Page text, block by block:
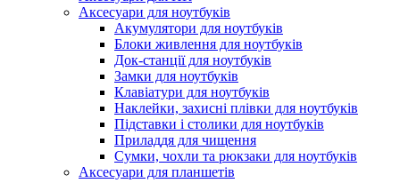
Аксесуари для ноутбуків
Акумулятори для ноутбуків
Блоки живлення для ноутбуків
Док-станції для ноутбуків
Замки для ноутбуків
Клавіатури для ноутбуків
Наклейки, захисні плівки для ноутбуків
Підставки і столики для ноутбуків
Приладдя для чищення
Сумки, чохли та рюкзаки для ноутбуків
Аксесуари для планшетів